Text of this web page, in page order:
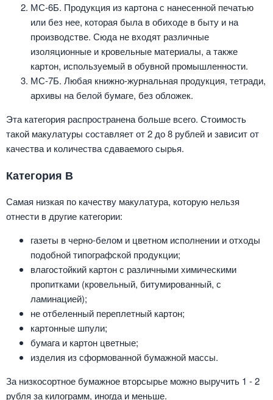
МС-6Б. Продукция из картона с нанесенной печатью
или без нее, которая была в обиходе в быту и на
производстве. Сюда не входят различные
изоляционные и кровельные материалы, а также
картон, используемый в обувной промышленности.
МС-7Б. Любая книжно-журнальная продукция, тетради,
архивы на белой бумаге, без обложек.
Эта категория распространена больше всего. Стоимость
такой макулатуры составляет от 2 до 8 рублей и зависит от
качества и количества сдаваемого сырья.
Категория В
Самая низкая по качеству макулатура, которую нельзя
отнести в другие категории:
газеты в черно-белом и цветном исполнении и отходы
подобной типографской продукции;
влагостойкий картон с различными химическими
пропитками (кровельный, битумированный, с
ламинацией);
не отбеленный переплетный картон;
картонные шпули;
бумага и картон цветные;
изделия из сформованной бумажной массы.
За низкосортное бумажное вторсырье можно выручить 1 - 2
рубля за килограмм, иногда и меньше.